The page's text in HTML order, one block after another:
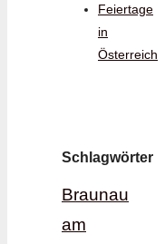
Feiertage
in
Österreich
Schlagwörter
Braunau
am